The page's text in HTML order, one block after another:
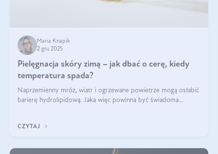
Maria Knapik
2 gru 2025
Pielęgnacja skóry zimą – jak dbać o cerę, kiedy
temperatura spada?
Naprzemienny mróz, wiatr i ogrzewane powietrze mogą osłabić
barierę hydrolipidową. Jaka więc powinna być świadoma
CZYTAJ